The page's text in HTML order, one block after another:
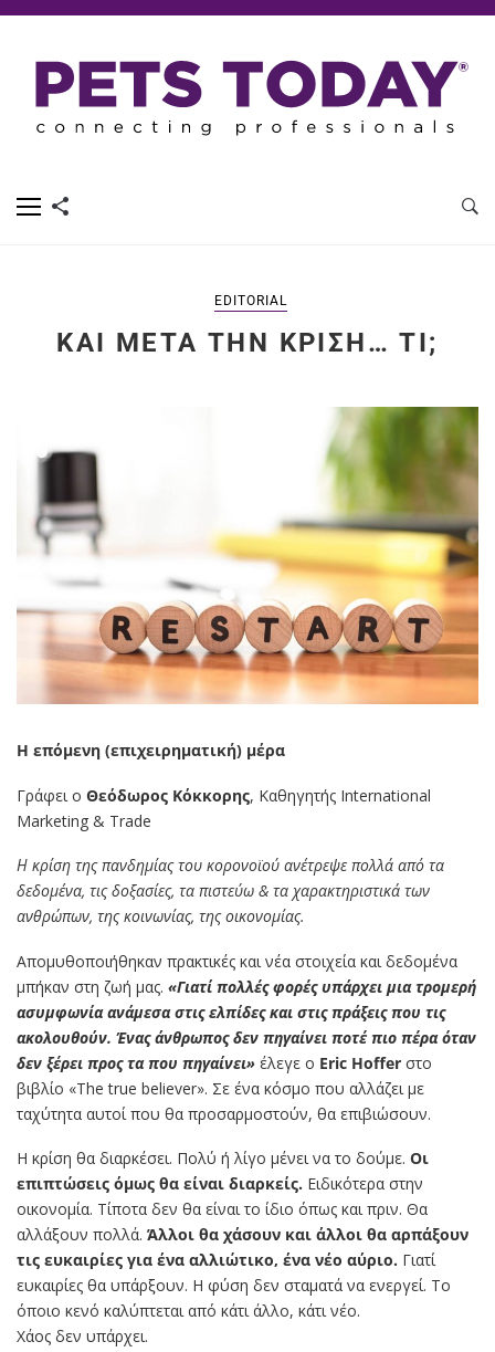
EDITORIAL
ΚΑΙ ΜΕΤΆ ΤΗΝ ΚΡΊΣΗ… ΤΙ;
Η επόμενη (επιχειρηματική) μέρα
Γράφει ο Θεόδωρος Κόκκορης, Καθηγητής International
Marketing & Trade
Η κρίση της πανδημίας του κορονοϊού ανέτρεψε πολλά από τα
δεδομένα, τις δοξασίες, τα πιστεύω & τα χαρακτηριστικά των
ανθρώπων, της κοινωνίας, της οικονομίας.
Απομυθοποιήθηκαν πρακτικές και νέα στοιχεία και δεδομένα
μπήκαν στη ζωή μας. «Γιατί πολλές φορές υπάρχει μια τρομερή
ασυμφωνία ανάμεσα στις ελπίδες και στις πράξεις που τις
ακολουθούν. Ένας άνθρωπος δεν πηγαίνει ποτέ πιο πέρα όταν
δεν ξέρει προς τα που πηγαίνει» έλεγε ο Eric Hoffer στο
βιβλίο «The true believer». Σε ένα κόσμο που αλλάζει με
ταχύτητα αυτοί που θα προσαρμοστούν, θα επιβιώσουν.
Η κρίση θα διαρκέσει. Πολύ ή λίγο μένει να το δούμε. Οι
επιπτώσεις όμως θα είναι διαρκείς. Ειδικότερα στην
οικονομία. Τίποτα δεν θα είναι το ίδιο όπως και πριν. Θα
αλλάξουν πολλά. Άλλοι θα χάσουν και άλλοι θα αρπάξουν
τις ευκαιρίες για ένα αλλιώτικο, ένα νέο αύριο. Γιατί
ευκαιρίες θα υπάρξουν. Η φύση δεν σταματά να ενεργεί. Το
όποιο κενό καλύπτεται από κάτι άλλο, κάτι νέο.
Χάος δεν υπάρχει.